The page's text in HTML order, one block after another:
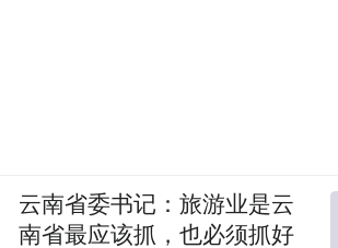
云南省委书记：旅游业是云
南省最应该抓，也必须抓好